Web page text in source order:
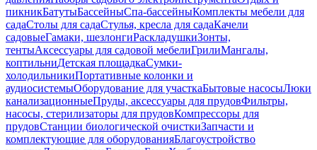
пикникБатутыБассейныСпа-бассейныКомплекты мебели для
садаСтолы для садаСтулья, кресла для садаКачели
садовыеГамаки, шезлонгиРаскладушкиЗонты,
тентыАксессуары для садовой мебелиГрилиМангалы,
коптильниДетская площадкаСумки-
холодильникиПортативные колонки и
аудиосистемыОборудование для участкаБытовые насосыЛюки
канализационныеПруды, аксессуары для прудовФильтры,
насосы, стерилизаторы для прудовКомпрессоры для
прудовСтанции биологической очисткиЗапчасти и
комплектующие для оборудованияБлагоустройство